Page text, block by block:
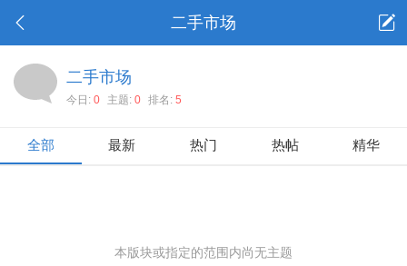
二手市场
二手市场
今日: 0 主题: 0 排名: 5
全部 最新 热门 热帖 精华
本版块或指定的范围内尚无主题